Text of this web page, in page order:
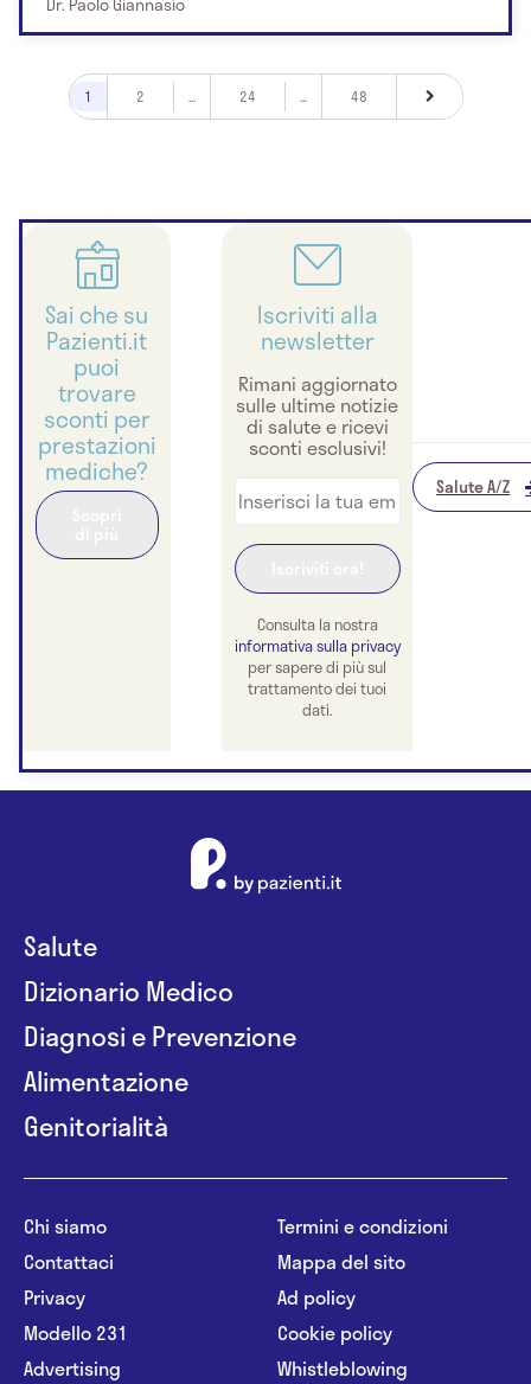
1 2 ... 24 ... 48
Sai che su
Pazienti.it
puoi
trovare
sconti per
prestazioni
mediche?
Iscriviti alla
newsletter
Rimani aggiornato
sulle ultime notizie
di salute e ricevi
sconti esclusivi!
Consulta la nostra
informativa sulla privacy
per sapere di più sul
trattamento dei tuoi
dati.
Salute A/Z
Salute
Dizionario Medico
Diagnosi e Prevenzione
Alimentazione
Genitorialità
Chi siamo
Contattaci
Privacy
Modello 231
Advertising
Termini e condizioni
Mappa del sito
Ad policy
Cookie policy
Whistleblowing